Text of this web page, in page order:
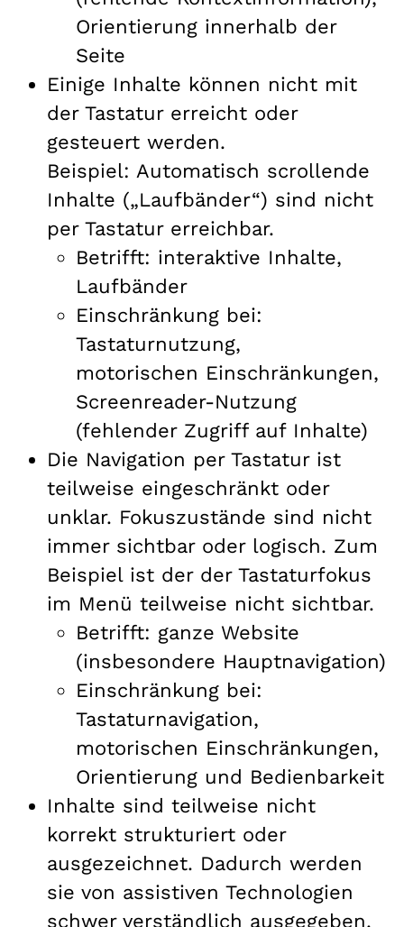
Orientierung innerhalb der
Seite
Einige Inhalte können nicht mit
der Tastatur erreicht oder
gesteuert werden.
Beispiel: Automatisch scrollende
Inhalte („Laufbänder“) sind nicht
per Tastatur erreichbar.
Betrifft: interaktive Inhalte,
Laufbänder
Einschränkung bei:
Tastaturnutzung,
motorischen Einschränkungen,
Screenreader-Nutzung
(fehlender Zugriff auf Inhalte)
Die Navigation per Tastatur ist
teilweise eingeschränkt oder
unklar. Fokuszustände sind nicht
immer sichtbar oder logisch. Zum
Beispiel ist der der Tastaturfokus
im Menü teilweise nicht sichtbar.
Betrifft: ganze Website
(insbesondere Hauptnavigation)
Einschränkung bei:
Tastaturnavigation,
motorischen Einschränkungen,
Orientierung und Bedienbarkeit
Inhalte sind teilweise nicht
korrekt strukturiert oder
ausgezeichnet. Dadurch werden
sie von assistiven Technologien
schwer verständlich ausgegeben.